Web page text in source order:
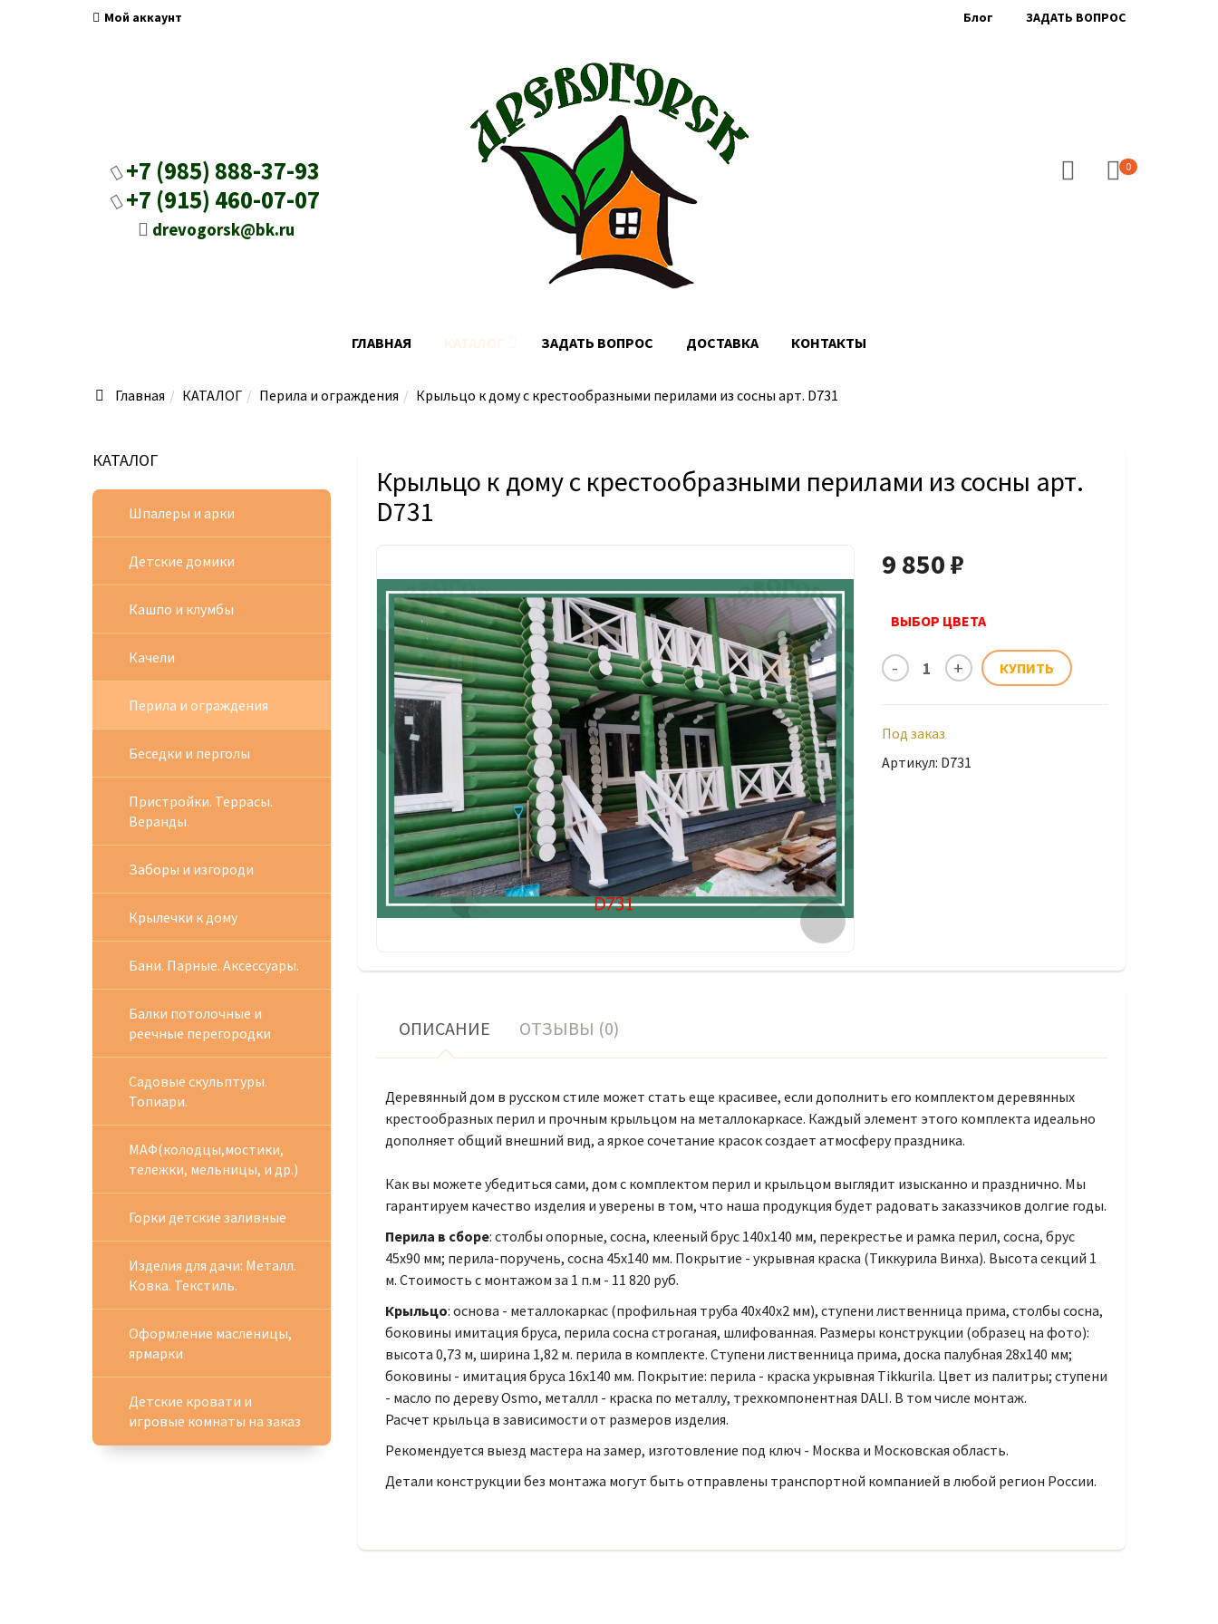
Мой аккаунт Блог ЗАДАТЬ ВОПРОС
+7 (985) 888-37-93
+7 (915) 460-07-07
drevogorsk@bk.ru
0
ГЛАВНАЯ ЗАДАТЬ ВОПРОС ДОСТАВКА КОНТАКТЫ
Главная КАТАЛОГ Перила и ограждения Крыльцо к дому с крестообразными перилами из сосны арт. D731
Крыльцо к дому с крестообразными перилами из сосны арт.
D731
9 850 ₽
ВЫБОР ЦВЕТА
Под заказ
Артикул: D731
ОПИСАНИЕ ОТЗЫВЫ (0)
Деревянный дом в русском стиле может стать еще красивее, если дополнить его комплектом деревянных
крестообразных перил и прочным крыльцом на металлокаркасе. Каждый элемент этого комплекта идеально
дополняет общий внешний вид, а яркое сочетание красок создает атмосферу праздника.
Как вы можете убедиться сами, дом с комплектом перил и крыльцом выглядит изысканно и празднично. Мы
гарантируем качество изделия и уверены в том, что наша продукция будет радовать заказзчиков долгие годы.
Перила в сборе: столбы опорные, сосна, клееный брус 140х140 мм, перекрестье и рамка перил, сосна, брус
45х90 мм; перила-поручень, сосна 45х140 мм. Покрытие - укрывная краска (Тиккурила Винха). Высота секций 1
м. Стоимость с монтажом за 1 п.м - 11 820 руб.
Крыльцо: основа - металлокаркас (профильная труба 40х40х2 мм), ступени лиственница прима, столбы сосна,
боковины имитация бруса, перила сосна строганая, шлифованная. Размеры конструкции (образец на фото):
высота 0,73 м, ширина 1,82 м. перила в комплекте. Ступени лиственница прима, доска палубная 28х140 мм;
боковины - имитация бруса 16х140 мм. Покрытие: перила - краска укрывная Tikkurila. Цвет из палитры; ступени
- масло по дереву Osmo, металлл - краска по металлу, трехкомпонентная DALI. В том числе монтаж.
Расчет крыльца в зависимости от размеров изделия.
Рекомендуется выезд мастера на замер, изготовление под ключ - Москва и Московская область.
Детали конструкции без монтажа могут быть отправлены транспортной компанией в любой регион России.
КАТАЛОГ
Шпалеры и арки
Детские домики
Кашпо и клумбы
Качели
Перила и ограждения
Беседки и перголы
Пристройки. Террасы.
Веранды.
Заборы и изгороди
Крылечки к дому
Бани. Парные. Аксессуары.
Балки потолочные и
реечные перегородки
Садовые скульптуры.
Топиари.
МАФ(колодцы,мостики,
тележки, мельницы, и др.)
Горки детские заливные
Изделия для дачи: Металл.
Ковка. Текстиль.
Оформление масленицы,
ярмарки
Детские кровати и
игровые комнаты на заказ